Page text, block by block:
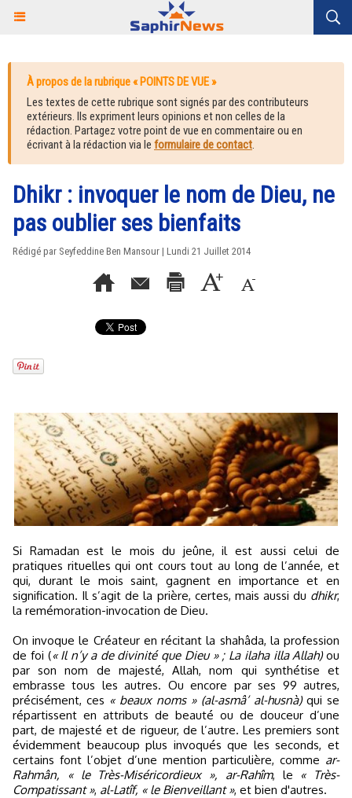
À propos de la rubrique « POINTS DE VUE »
Les textes de cette rubrique sont signés par des contributeurs
extérieurs. Ils expriment leurs opinions et non celles de la
rédaction. Partagez votre point de vue en commentaire ou en
écrivant à la rédaction via le formulaire de contact.
Dhikr : invoquer le nom de Dieu, ne
pas oublier ses bienfaits
Rédigé par Seyfeddine Ben Mansour | Lundi 21 Juillet 2014
Si Ramadan est le mois du jeûne, il est aussi celui de
pratiques rituelles qui ont cours tout au long de l’année, et
qui, durant le mois saint, gagnent en importance et en
signification. Il s’agit de la prière, certes, mais aussi du dhikr,
la remémoration-invocation de Dieu.
On invoque le Créateur en récitant la shahâda, la profession
de foi (« Il n’y a de divinité que Dieu » ; La ilaha illa Allah)ou
par son nom de majesté, Allah, nom qui synthétise et
embrasse tous les autres. Ou encore par ses 99 autres,
précisément, ces « beaux noms » (al-asmâ’ al-husnà)qui se
répartissent en attributs de beauté ou de douceur d’une
part, de majesté et de rigueur, de l’autre. Les premiers sont
évidemment beaucoup plus invoqués que les seconds, et
certains font l’objet d’une mention particulière, comme ar-
Rahmân, « le Très-Miséricordieux », ar-Rahîm, le « Très-
Compatissant », al-Latîf, « le Bienveillant », et bien d'autres.